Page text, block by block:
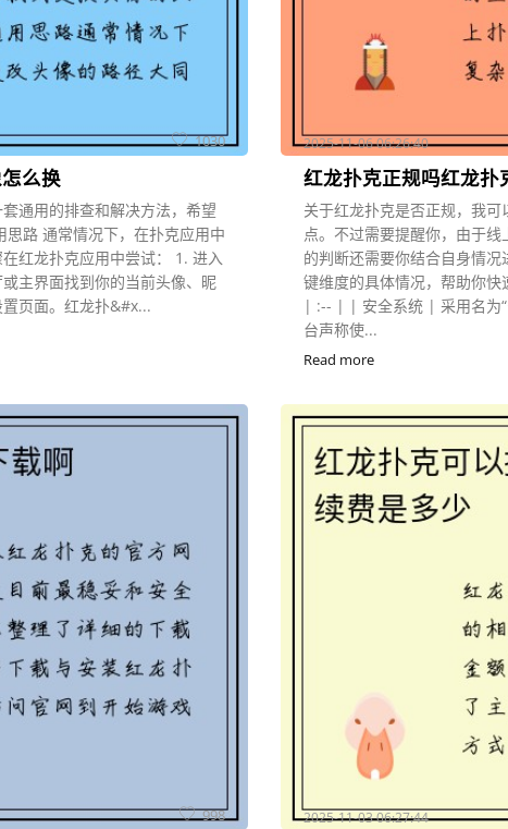
1030
么换
通用的排查和解决方法，希望
路 通常情况下，在扑克应用中
红龙扑克应用中尝试： 1. 进入
主界面找到你的当前头像、昵
页面。红龙扑&#x...
2025-11-06 06:26:40
红龙扑克正规吗红龙扑
关于红龙扑克是否正规，我
点。不过需要提醒你，由于
的判断还需要你结合自身情
键维度的具体情况，帮助你
| :-- | | 安全系统 | 采用名为“
台声称使...
Read more
998 2025-11-03 06:27:44